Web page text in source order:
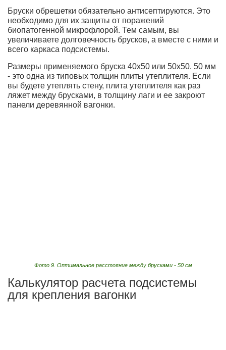
Бруски обрешетки обязательно антисептируются. Это
необходимо для их защиты от поражений
биопатогенной микрофлорой. Тем самым, вы
увеличиваете долговечность брусков, а вместе с ними и
всего каркаса подсистемы.
Размеры применяемого бруска 40х50 или 50х50. 50 мм
- это одна из типовых толщин плиты утеплителя. Если
вы будете утеплять стену, плита утеплителя как раз
ляжет между брусками, в толщину лаги и ее закроют
панели деревянной вагонки.
Фото 9. Оптимальное расстояние между брусками - 50 см
Калькулятор расчета подсистемы
для крепления вагонки